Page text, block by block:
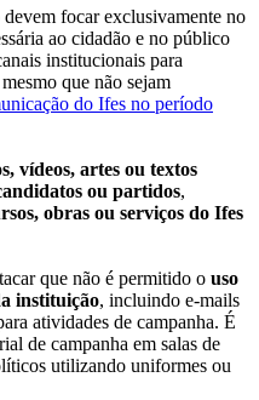
focar exclusivamente no
ao cidadão e no público
institucionais para
que não sejam
do Ifes no período
vídeos, artes ou textos
ou partidos,
obras ou serviços do Ifes
que não é permitido o uso
instituição, incluindo e-mails
atividades de campanha. É
de campanha em salas de
utilizando uniformes ou